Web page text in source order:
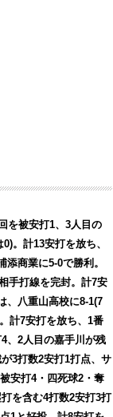
を被安打1、3人目の
。計13安打を放ち、
商業に5-0で勝利。
手打線を完封。計7安
、八重山高校に8-1(7
計7安打を放ち、1番
、2人目の嘉手川が残
3打数2安打1打点、サ
安打4・四死球2・奪
を含む4打数2安打3打